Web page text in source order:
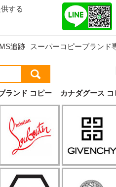
する
追跡 スーパーコピーブランド
ランド コピー カナダグース コ